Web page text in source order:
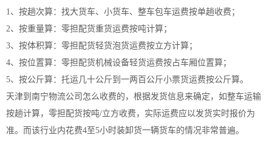
1、按趟次算：找大货车、小货车、整车包车运费按单趟收费；
2、按重量算：零担配货重货运费按吨计算；
3、按体积算：零担配货轻货泡货运费按立方计算；
4、按位置算：零担配货机械设备轻货运费按占车厢位置算；
5、按公斤算：托运几十公斤到一两百公斤小票货运费按公斤算。
天津到南宁物流公司怎么收费的，根据发货信息来确定，如整车运输
按趟计算，零担配货按吨/立方收费，实际运费应以发货实时报价为
准。而该行业内花费4至5小时装卸货一辆货车的情况非常普遍。